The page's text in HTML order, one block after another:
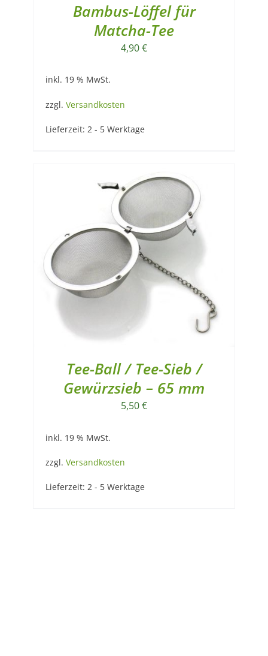
Bambus-Löffel für
Matcha-Tee
4,90€
inkl. 19 % MwSt.
zzgl. Versandkosten
Lieferzeit: 2 - 5 Werktage
Tee-Ball / Tee-Sieb /
Gewürzsieb – 65 mm
5,50€
inkl. 19 % MwSt.
zzgl. Versandkosten
Lieferzeit: 2 - 5 Werktage